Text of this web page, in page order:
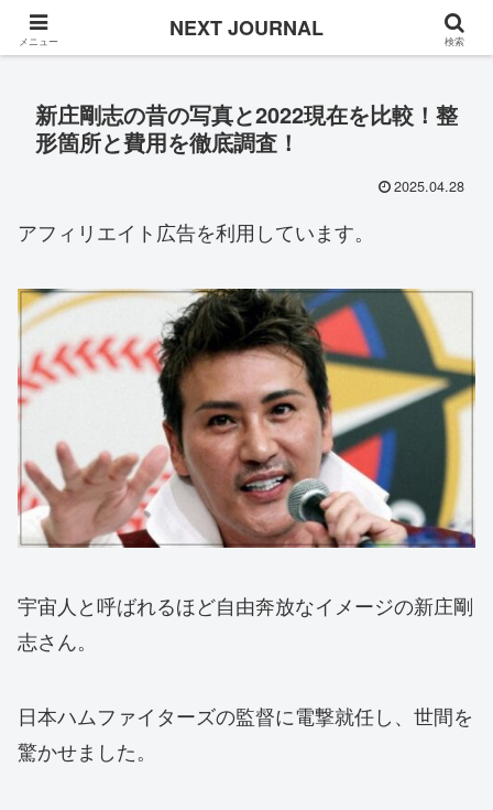
Once in a while
新庄剛志の昔の写真と2022現在を比較！整
形箇所と費用を徹底調査！
2025.04.28
アフィリエイト広告を利用しています。
宇宙人と呼ばれるほど自由奔放なイメージの新庄剛
志さん。
日本ハムファイターズの監督に電撃就任し、世間を
驚かせました。
メニュー NEXT JOURNAL 検索